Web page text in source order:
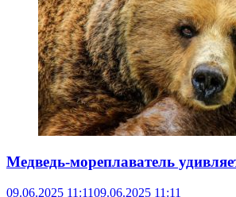
Медведь-мореплаватель
09.06.2025 11:1109.06.2025 11:11